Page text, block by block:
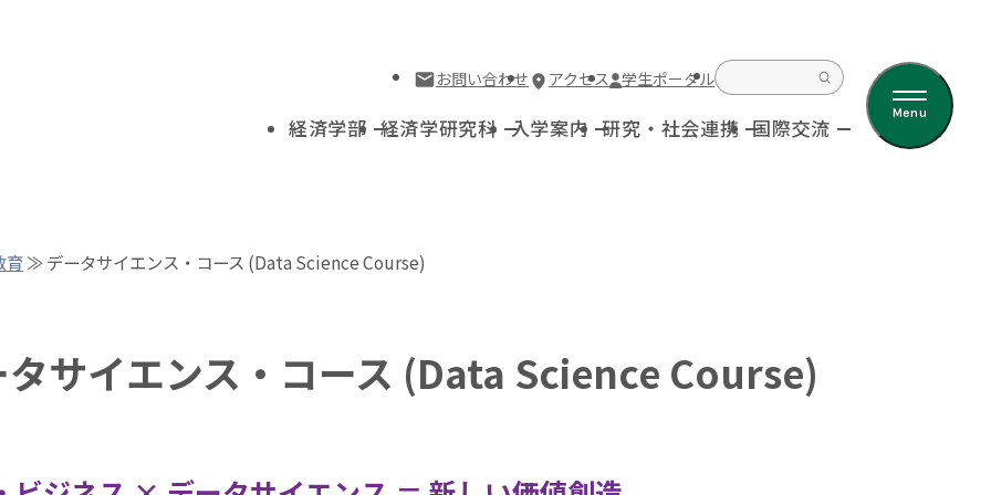
お問い合わせ アクセス 学生ポータル
経済学部 経済学研究科 入学案内 研究・社会連携 国際交流
Menu
育≫ データサイエンス・コース (Data Science Course)
サイエンス・コース (Data Science Course)